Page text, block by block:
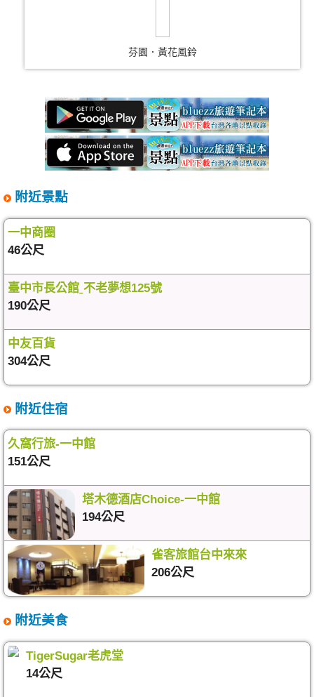
芬園．黃花風鈴
附近景點
一中商圈
46公尺
臺中市長公館ˍ不老夢想125號
190公尺
中友百貨
304公尺
附近住宿
久窩行旅-一中館
151公尺
塔木德酒店Choice-一中館
194公尺
雀客旅館台中來來
206公尺
附近美食
TigerSugar老虎堂
14公尺